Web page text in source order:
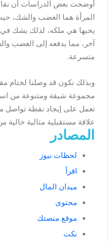
أوضحت بعض الدراسات أن
المرأة هما الغضب والشك،
يحبها هي ملكه، لذلك يشك في
آخر، مما يدفعه إلى الغضب
متسرعة.
وبذلك نكون قد وصلنا لختام
مجموعة شيقة ومتنوعة من
تعمل على إيجاد نقطة تواصل
علاقة مستقبلية مثالية
المصادر
لحظات نيوز
اقرأ
ميدان المال
محتوى
موقع منصتك
نكت